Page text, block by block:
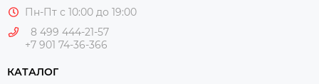
Пн-Пт с 10:00 до 19:00
8 499 444-21-57
+7 901 74-36-366
КАТАЛОГ